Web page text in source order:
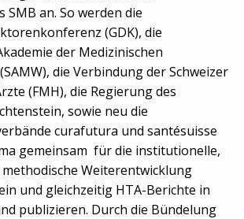
SMB an. So werden die
(GDK), die
der Medizinischen
die Verbindung der Schweizer
(FMH), die Regierung des
sowie neu die
curafutura und santésuisse
gemeinsam für die institutionelle,
Weiterentwicklung
und gleichzeitig HTA-Berichte in
publizieren. Durch die Bündelung